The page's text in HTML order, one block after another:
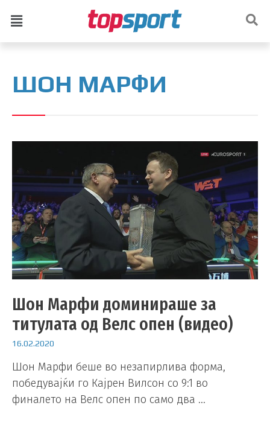
ШОН МАРФИ
Шон Марфи доминираше за
титулата од Велс опен (видео)
16.02.2020
Шон Марфи беше во незапирлива форма,
победувајќи го Кајрен Вилсон со 9:1 во
финалето на Велс опен по само два …